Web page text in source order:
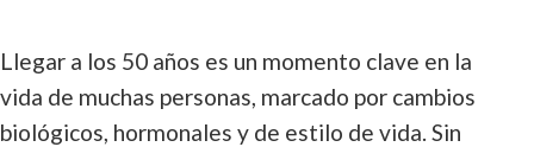
Llegar a los 50 años es un momento clave en la
vida de muchas personas, marcado por cambios
biológicos, hormonales y de estilo de vida. Sin